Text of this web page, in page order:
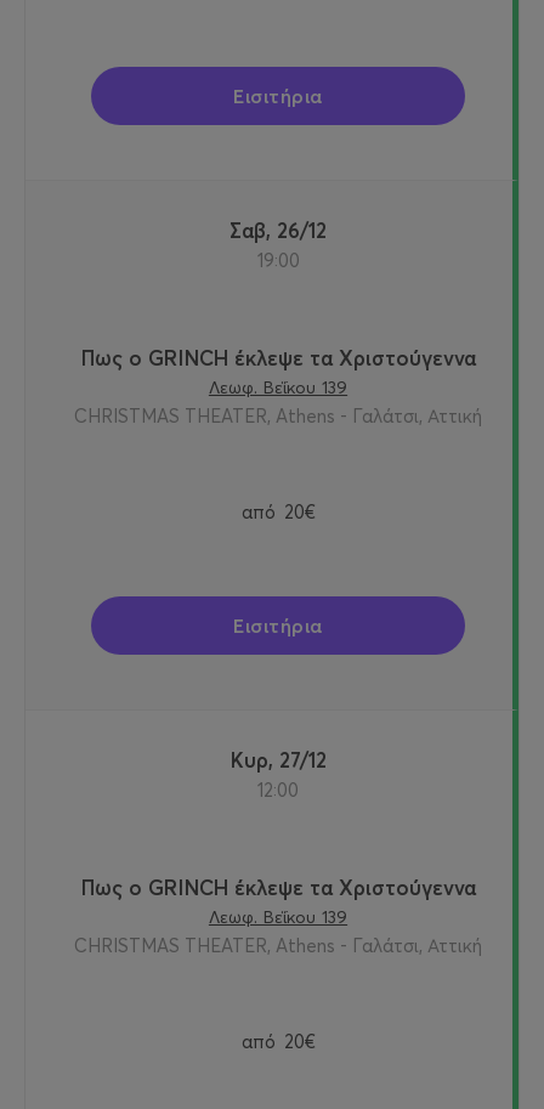
Εισιτήρια
Σαβ, 26/12
19:00
Πως ο GRINCH έκλεψε τα Χριστούγεννα
Λεωφ. Βεΐκου 139
CHRISTMAS THEATER, Athens - Γαλάτσι, Αττική
από 20€
Εισιτήρια
Κυρ, 27/12
12:00
Πως ο GRINCH έκλεψε τα Χριστούγεννα
Λεωφ. Βεΐκου 139
CHRISTMAS THEATER, Athens - Γαλάτσι, Αττική
από 20€